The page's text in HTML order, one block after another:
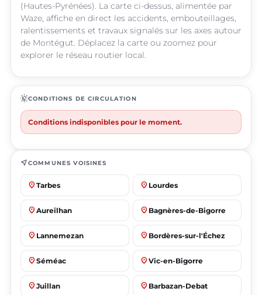
(Hautes-Pyrénées). La carte ci-dessus, alimentée par
Waze, affiche en direct les accidents, embouteillages,
ralentissements et travaux signalés sur les axes autour
de Montégut. Déplacez la carte ou zoomez pour
explorer le réseau routier local.
routineCONDITIONS DE CIRCULATION
Conditions indisponibles pour le moment.
near_meCOMMUNES VOISINES
place Tarbes place Lourdes
place Aureilhan place Bagnères-de-Bigorre
place Lannemezan place Bordères-sur-l'Échez
place Séméac place Vic-en-Bigorre
place Juillan place Barbazan-Debat